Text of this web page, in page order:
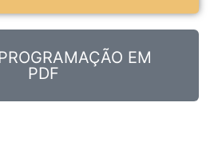
EM
PDF